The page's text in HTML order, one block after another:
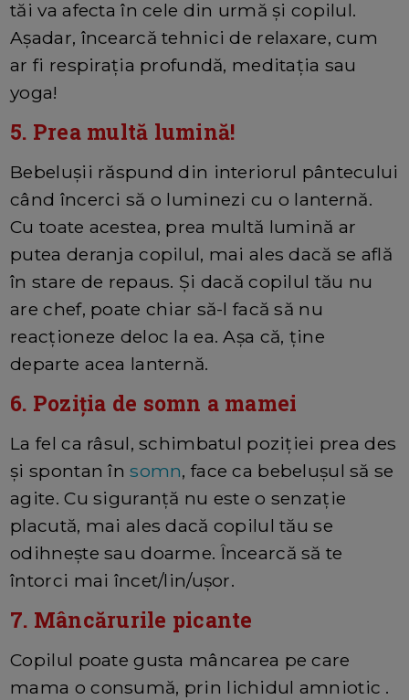
tăi va afecta în cele din urmă și copilul.
Așadar, încearcă tehnici de relaxare, cum
ar fi respirația profundă, meditația sau
yoga!
5. Prea multă lumină!
Bebelușii răspund din interiorul pântecului
când încerci să o luminezi cu o lanternă.
Cu toate acestea, prea multă lumină ar
putea deranja copilul, mai ales dacă se află
în stare de repaus. Și dacă copilul tău nu
are chef, poate chiar să-l facă să nu
reacționeze deloc la ea. Așa că, ține
departe acea lanternă.
6. Poziția de somn a mamei
La fel ca râsul, schimbatul poziției prea des
și spontan însomn, face ca bebelușul să se
agite. Cu siguranță nu este o senzație
placută, mai ales dacă copilul tău se
odihnește sau doarme. Încearcă să te
întorci mai încet/lin/ușor.
7. Mâncărurile picante
Copilul poate gusta mâncarea pe care
mama o consumă, prin lichidul amniotic .